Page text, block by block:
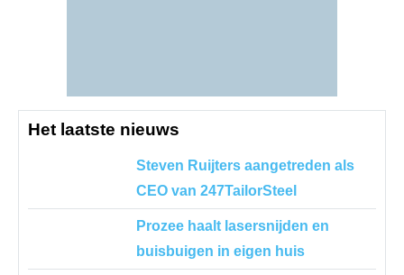
Het laatste nieuws
Steven Ruijters aangetreden als
CEO van 247TailorSteel
Prozee haalt lasersnijden en
buisbuigen in eigen huis